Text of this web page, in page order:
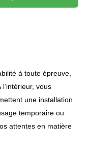
à toute épreuve,
vous
une installation
temporaire ou
attentes en matière